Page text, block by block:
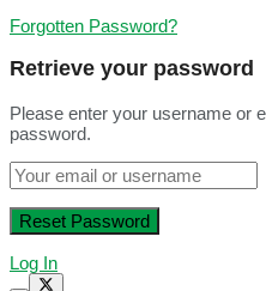
Forgotten Password?
Retrieve your password
Please enter your username or
password.
Log In